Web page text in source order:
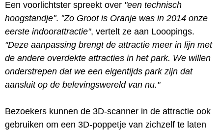
Een voorlichtster spreekt over "een technisch
hoogstandje". "Zo Groot is Oranje was in 2014 onze
eerste indoorattractie", vertelt ze aan Looopings.
"Deze aanpassing brengt de attractie meer in lijn met
de andere overdekte attracties in het park. We willen
onderstrepen dat we een eigentijds park zijn dat
aansluit op de belevingswereld van nu."
Bezoekers kunnen de 3D-scanner in de attractie ook
gebruiken om een 3D-poppetje van zichzelf te laten